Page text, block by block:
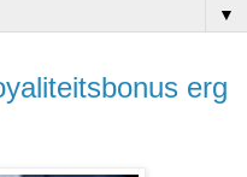
▼
erg